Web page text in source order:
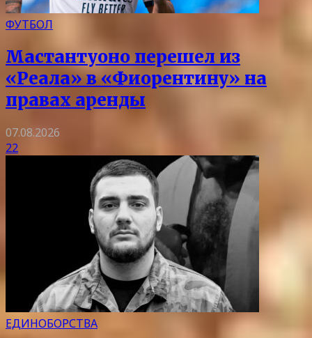
ФУТБОЛ
Мастантуоно перешел из
«Реала» в «Фиорентину» на
правах аренды
07.08.2026
22
ЕДИНОБОРСТВА